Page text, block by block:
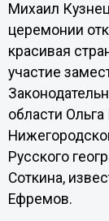
Михаил
церемонии
красивая
участие
области
Русского
Соткина,
Ефремов.